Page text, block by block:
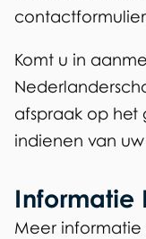
Komt u in
afspraak op het
indienen van
Informatie
Meer informatie